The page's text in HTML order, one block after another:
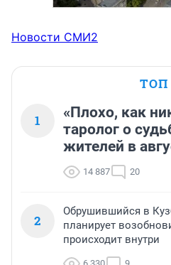
Новости СМИ2
ТОП
1
«Плохо, как
таролог о
жителей в
14 887 20
2
Обрушившийся в
планирует
происходит внутри